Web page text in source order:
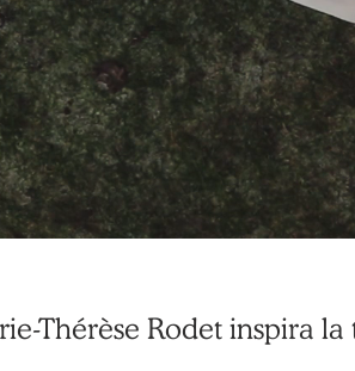
Thérèse Rodet inspira